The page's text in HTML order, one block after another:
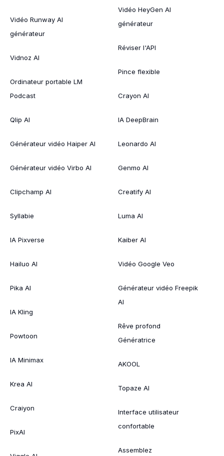
Vidéo Runway AI
générateur
Vidnoz AI
Ordinateur portable LM
Podcast
Qlip AI
Générateur vidéo Haiper AI
Générateur vidéo Virbo AI
Clipchamp AI
Syllabie
IA Pixverse
Hailuo AI
Pika AI
IA Kling
Powtoon
IA Minimax
Krea AI
Craiyon
PixAI
Vidéo HeyGen AI
générateur
Réviser l'API
Pince flexible
Crayon AI
IA DeepBrain
Leonardo AI
Genmo AI
Creatify AI
Luma AI
Kaiber AI
Vidéo Google Veo
Générateur vidéo Freepik
AI
Rêve profond
Génératrice
AKOOL
Topaze AI
Interface utilisateur
confortable
Assemblez